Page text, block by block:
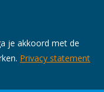
je akkoord met de
Privacy statement